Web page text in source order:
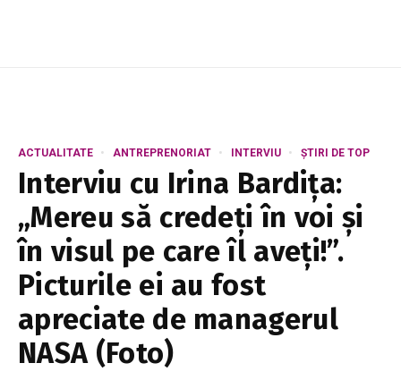
ACTUALITATE ANTREPRENORIAT INTERVIU ȘTIRI DE TOP
Interviu cu Irina Bardița:
„Mereu să credeți în voi și
în visul pe care îl aveți!”.
Picturile ei au fost
apreciate de managerul
NASA (Foto)